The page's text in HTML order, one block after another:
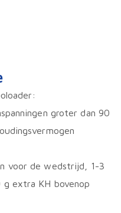
groter dan 90
voor de wedstrijd, 1-3
extra KH bovenop